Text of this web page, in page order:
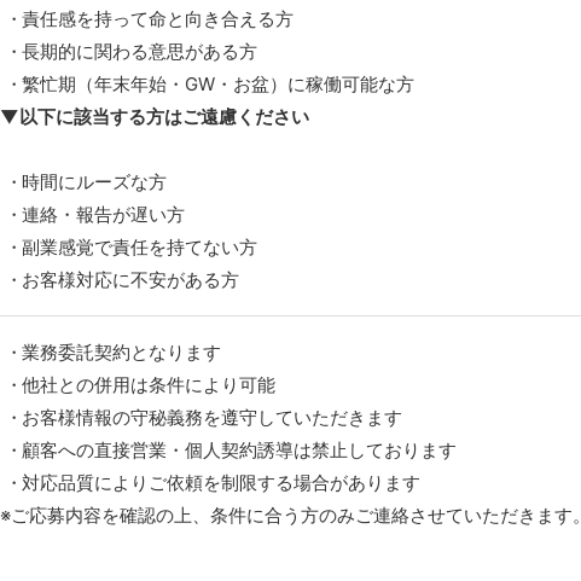
責任感を持って命と向き合える方
長期的に関わる意思がある方
繁忙期（年末年始・GW・お盆）に稼働可能な方
▼以下に該当する方はご遠慮ください
時間にルーズな方
連絡・報告が遅い方
副業感覚で責任を持てない方
お客様対応に不安がある方
業務委託契約となります
他社との併用は条件により可能
お客様情報の守秘義務を遵守していただきます
顧客への直接営業・個人契約誘導は禁止しております
対応品質によりご依頼を制限する場合があります
※ご応募内容を確認の上、条件に合う方のみご連絡させていただきます。